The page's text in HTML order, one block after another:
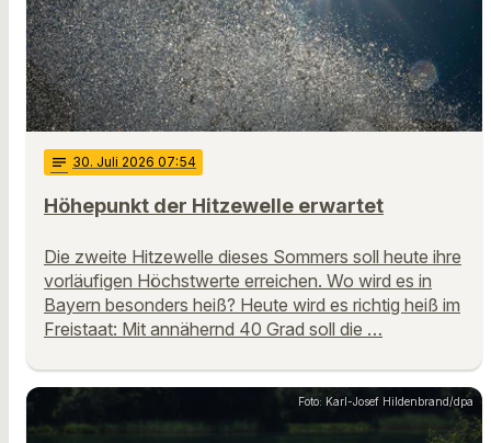
notes 30. Juli 2026 07:54
Höhepunkt der Hitzewelle erwartet
Die zweite Hitzewelle dieses Sommers soll heute ihre
vorläufigen Höchstwerte erreichen. Wo wird es in
Bayern besonders heiß? Heute wird es richtig heiß im
Freistaat: Mit annähernd 40 Grad soll die …
Foto: Karl-Josef Hildenbrand/dpa